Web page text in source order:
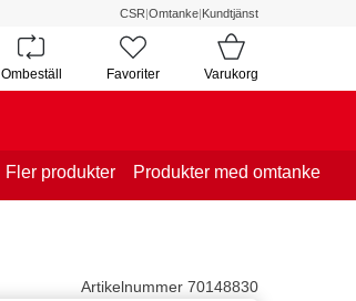
CSR|Omtanke|Kundtjänst
Ombeställ Favoriter Varukorg
Fler produkter Produkter med omtanke
Artikelnummer 70148830